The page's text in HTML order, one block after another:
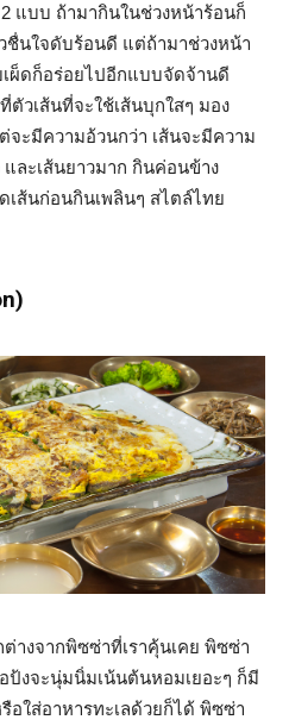
แบบ ถ้ามากินในช่วงหน้าร้อนก็
นใจดับร้อนดี แต่ถ้ามาช่วงหน้า
ผ็ดก็อร่อยไปอีกแบบจัดจ้านดี
วเส้นที่จะใช้เส้นบุกใสๆ มอง
จะมีความอ้วนกว่า เส้นจะมีความ
และเส้นยาวมาก กินค่อนข้าง
เส้นก่อนกินเพลินๆ สไตล์ไทย
างจากพิซซ่าที่เราคุ้นเคย พิซซ่า
ป้งจะนุ่มนิ่มเน้นต้นหอมเยอะๆ ก็มี
อใส่อาหารทะเลด้วยก็ได้ พิซซ่า